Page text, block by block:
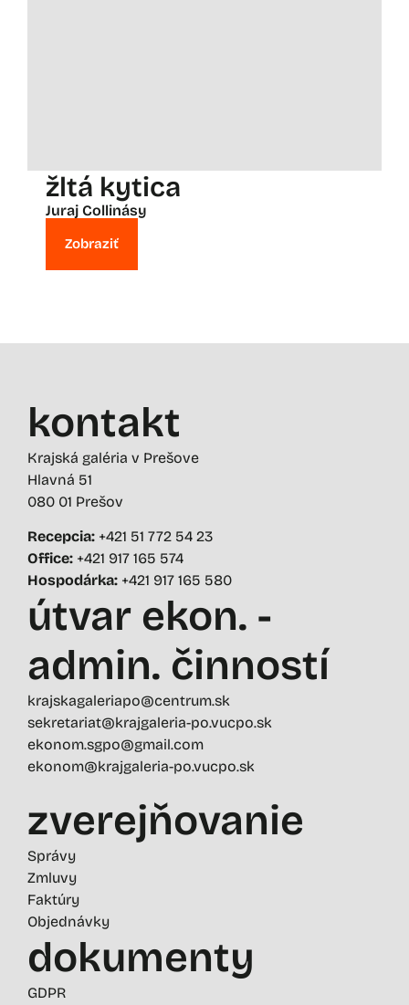
žltá kytica
Juraj Collinásy
Zobraziť
kontakt
Krajská galéria v Prešove
Hlavná 51
080 01 Prešov
Recepcia: +421 51 772 54 23
Office: +421 917 165 574
Hospodárka: +421 917 165 580
útvar ekon. -
admin. činností
krajskagaleriapo@centrum.sk
sekretariat@krajgaleria-po.vucpo.sk
ekonom.sgpo@gmail.com
ekonom@krajgaleria-po.vucpo.sk
zverejňovanie
Správy
Zmluvy
Faktúry
Objednávky
dokumenty
GDPR